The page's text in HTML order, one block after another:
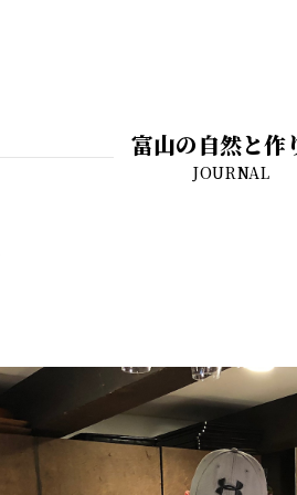
富山の自然と作